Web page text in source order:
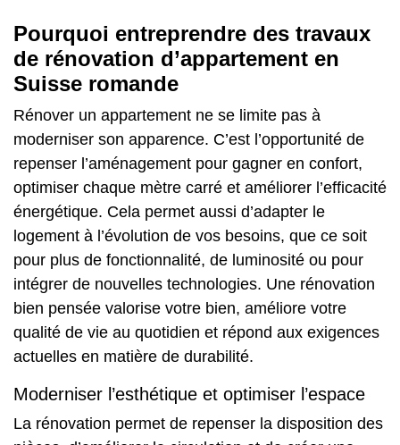
Pourquoi entreprendre des travaux
de rénovation d’appartement en
Suisse romande
Rénover un appartement ne se limite pas à
moderniser son apparence. C’est l’opportunité de
repenser l’aménagement pour gagner en confort,
optimiser chaque mètre carré et améliorer l’efficacité
énergétique. Cela permet aussi d’adapter le
logement à l’évolution de vos besoins, que ce soit
pour plus de fonctionnalité, de luminosité ou pour
intégrer de nouvelles technologies. Une rénovation
bien pensée valorise votre bien, améliore votre
qualité de vie au quotidien et répond aux exigences
actuelles en matière de durabilité.
Moderniser l’esthétique et optimiser l’espace
La rénovation permet de repenser la disposition des